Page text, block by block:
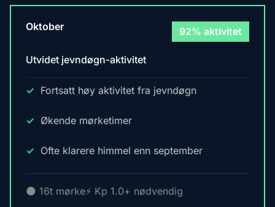
Oktober 92% aktivitet
Utvidet jevndøgn-aktivitet
Fortsatt høy aktivitet fra jevndøgn
Økende mørketimer
Ofte klarere himmel enn september
🌑 16t mørke⚡ Kp 1.0+ nødvendig